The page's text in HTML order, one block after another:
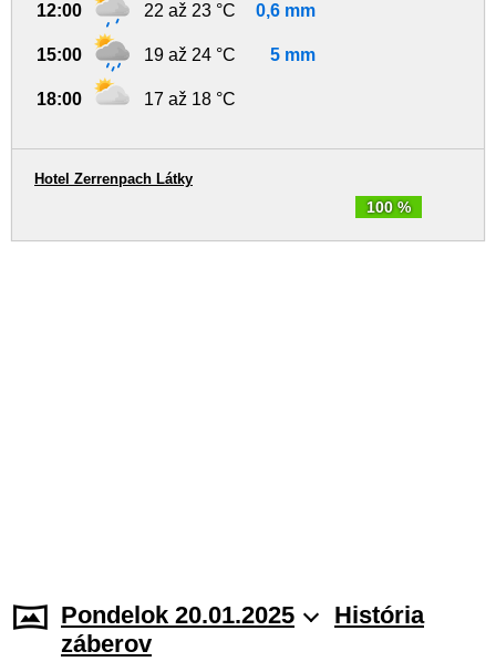
12:00 22 až 23 °C 0,6 mm
15:00 19 až 24 °C 5 mm
18:00 17 až 18 °C
100 %
Hotel Zerrenpach Látky
Pondelok 20.01.2025
História
záberov